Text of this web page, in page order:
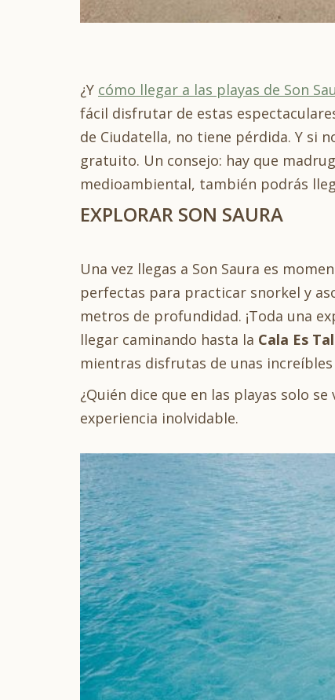
¿Y cómo llegar a las playas de Son
fácil disfrutar de estas
de Ciudatella, no tiene pérdida. Y si
gratuito. Un consejo: hay que
medioambiental, también podrás
EXPLORAR SON SAURA
Una vez llegas a Son Saura es
perfectas para practicar snorkel y
metros de profundidad. ¡Toda una
llegar caminando hasta la Cala Es
mientras disfrutas de unas
¿Quién dice que en las playas solo
experiencia inolvidable.